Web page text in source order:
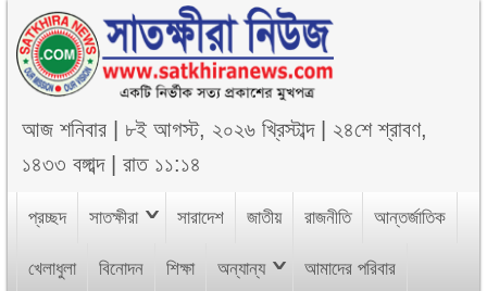
আজশনিবার ৮ই আগস্ট, ২০২৬ খ্রিস্টাব্দ| ২৪শে শ্রাবণ,
১৪৩৩ বঙ্গাব্দ|রাত ১১:১৪
প্রচ্ছদ সাতক্ষীরা সারাদেশ জাতীয় রাজনীতি আন্তর্জাতিক
খেলাধুলা বিনোদন শিক্ষা অন্যান্য আমাদের পরিবার